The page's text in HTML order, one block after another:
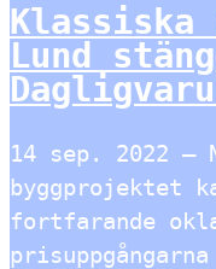
Klassiska
Lund
14 sep. 2022 —
byggprojektet
fortfarande